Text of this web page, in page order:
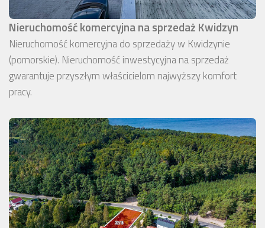
Nieruchomość komercyjna na sprzedaż Kwidzyn
Nieruchomość komercyjna do sprzedaży w Kwidzynie
(pomorskie). Nieruchomość inwestycyjna na sprzedaż
gwarantuje przyszłym właścicielom najwyższy komfort
pracy.